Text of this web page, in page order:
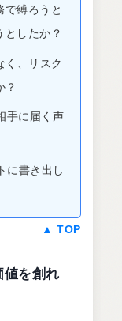
で縛ろうと
としたか？
く、リスク
？
手に届く声
に書き出し
▲ TOP
を創れ